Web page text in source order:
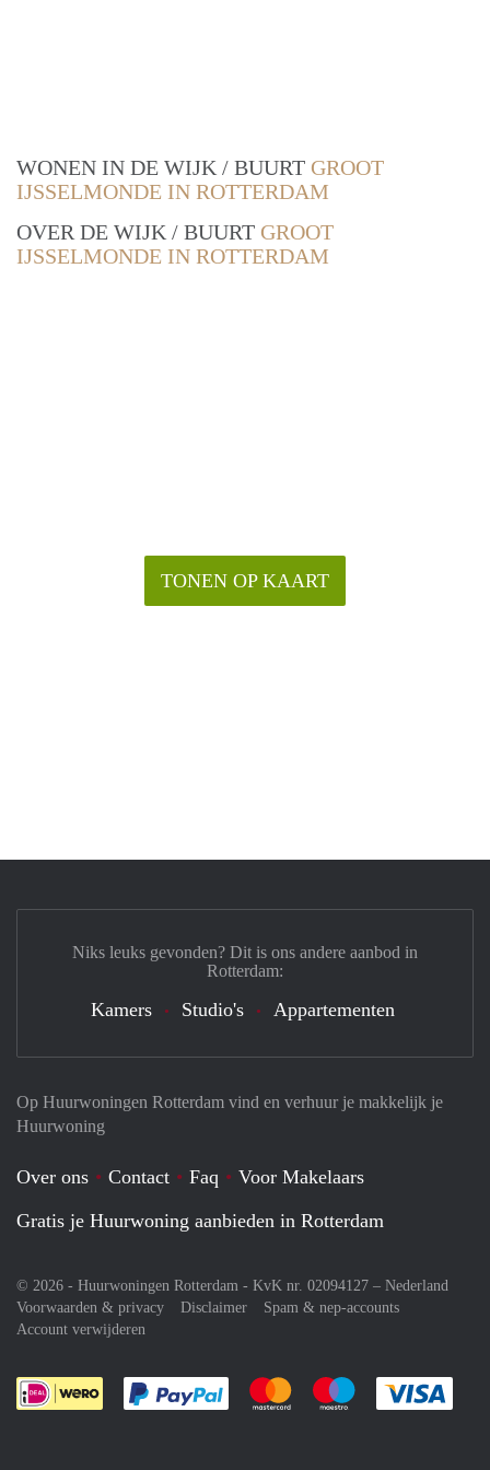
WONEN IN DE WIJK / BUURT GROOT
IJSSELMONDE IN ROTTERDAM
OVER DE WIJK / BUURT GROOT
IJSSELMONDE IN ROTTERDAM
TONEN OP KAART
Op Huurwoningen Rotterdam vind en verhuur je makkelijk je
Huurwoning
Over ons Contact Faq
Voor Makelaars
Gratis je Huurwoning aanbieden in Rotterdam
© 2026 - Huurwoningen Rotterdam - KvK nr. 02094127 – Nederland
Voorwaarden & privacy
Disclaimer
Spam & nep-accounts
Account verwijderen
Je rekent gemakkelijk af met Paypal
Je rekent gemakkelijk af met
Je rekent
Niks leuks gevonden? Dit is ons andere aanbod in
Rotterdam:
Kamers Studio's Appartementen